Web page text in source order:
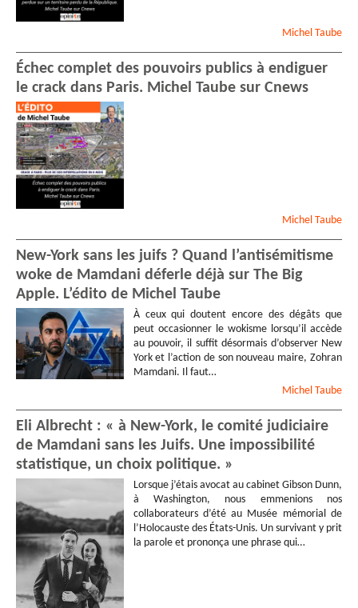
Michel Taube
Échec complet des pouvoirs publics à endiguer
le crack dans Paris. Michel Taube sur Cnews
Michel Taube
New-York sans les juifs ? Quand l’antisémitisme
woke de Mamdani déferle déjà sur The Big
Apple. L’édito de Michel Taube
À ceux qui doutent encore des dégâts que
peut occasionner le wokisme lorsqu’il accède
au pouvoir, il suffit désormais d’observer New
York et l’action de son nouveau maire, Zohran
Mamdani. Il faut…
Michel Taube
Eli Albrecht : « à New-York, le comité judiciaire
de Mamdani sans les Juifs. Une impossibilité
statistique, un choix politique. »
Lorsque j’étais avocat au cabinet Gibson Dunn,
à Washington, nous emmenions nos
collaborateurs d’été au Musée mémorial de
l’Holocauste des États-Unis. Un survivant y prit
la parole et prononça une phrase qui…